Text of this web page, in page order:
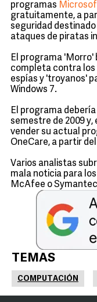
programas
gratuitamente, a
seguridad
ataques de piratas
El programa
completa contra los
espías y 'troyanos'
Windows 7.
El programa
semestre de 2009 y,
vender su actual
OneCare, a partir
Varios analistas
mala noticia para
McAfee o
TEMAS
COMPUTACIÓN